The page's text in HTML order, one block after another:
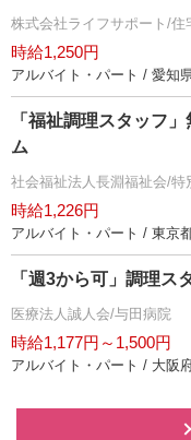
株式会社ライフサポート/
時給1,250円
アルバイト・パート / 愛知
「福祉調理スタッフ
ム
社会福祉法人長淵福祉会/
時給1,226円
アルバイト・パート / 東京
「週3から可」調理ス
医療法人誠人会/与田病院
時給1,177円～1,500円
アルバイト・パート / 大阪